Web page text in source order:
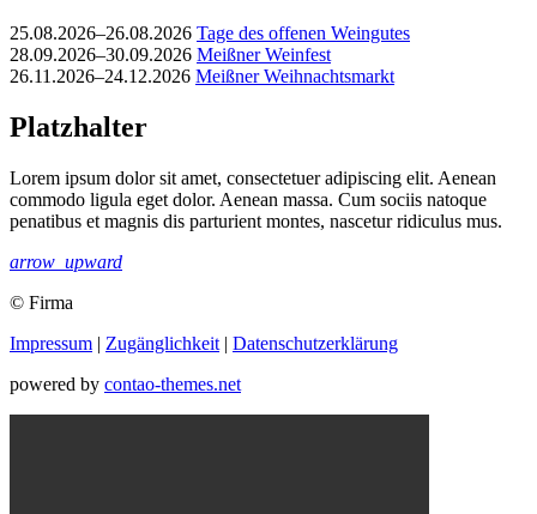
25.08.2026–26.08.2026 Tage des offenen Weingutes
28.09.2026–30.09.2026 Meißner Weinfest
26.11.2026–24.12.2026 Meißner Weihnachtsmarkt
Platzhalter
Lorem ipsum dolor sit amet, consectetuer adipiscing elit. Aenean
commodo ligula eget dolor. Aenean massa. Cum sociis natoque
penatibus et magnis dis parturient montes, nascetur ridiculus mus.
arrow_upward
© Firma
Impressum | Zugänglichkeit | Datenschutz­erklärung
powered by contao-themes.net